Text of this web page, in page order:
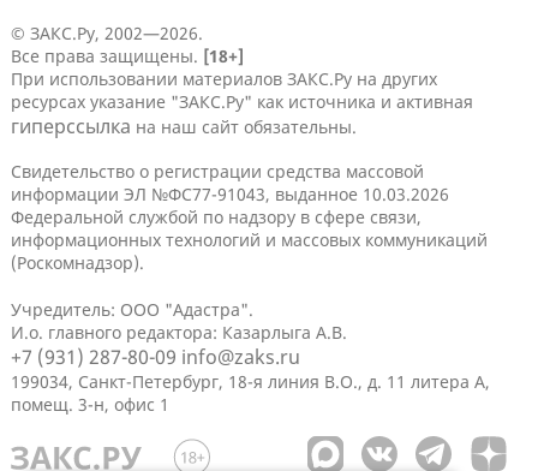
© ЗАКС.Ру, 2002—2026.
Все права защищены. [18+]
При использовании материалов ЗАКС.Ру на других
ресурсах указание "ЗАКС.Ру" как источника и активная
гиперссылка на наш сайт обязательны.
Свидетельство о регистрации средства массовой
информации ЭЛ №ФС77-91043, выданное 10.03.2026
Федеральной службой по надзору в сфере связи,
информационных технологий и массовых коммуникаций
(Роскомнадзор).
Учредитель: ООО "Адастра".
И.о. главного редактора: Казарлыга А.В.
+7 (931) 287-80-09 info@zaks.ru
199034, Санкт-Петербург, 18-я линия В.О., д. 11 литера А,
помещ. 3-н, офис 1